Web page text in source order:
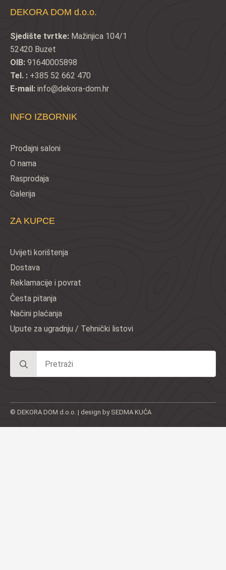
DEKORA DOM d.o.o.
Sjedište tvrtke: Mažinjica 104/1
52420 Buzet
OIB: 91640005898
Tel. : +385 52 662 470
E-mail: info@dekora-dom.hr
INFO IZBORNIK
Prodajni saloni
O nama
Rasprodaja
Galerija
ZA KUPCE
Uvijeti korištenja
Dostava
Reklamacije i povrat
Česta pitanja
Načini plaćanja
Upute za ugradnju / Tehnički listovi
for:
© DEKORA DOM d.o.o. | design by SEDMA KUĆA